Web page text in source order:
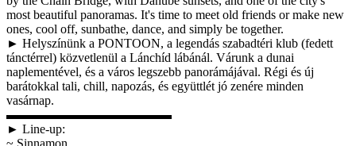
most beautiful panoramas. It's time to meet old friends or make new
ones, cool off, sunbathe, dance, and simply be together.
► Helyszínünk a PONTOON, a legendás szabadtéri klub (fedett
tánctérrel) közvetlenül a Lánchíd lábánál. Várunk a dunai
naplementével, és a város legszebb panorámájával. Régi és új
barátokkal tali, chill, napozás, és együttlét jó zenére minden
vasárnap.
▬▬▬▬▬▬▬▬▬▬▬▬▬
► Line-up:
~ Sinnamon